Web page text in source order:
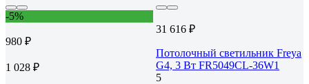
-5%
980 ₽
1 028 ₽
31 616 ₽
Потолочный светильник Freya
G4, 3 Вт FR5049CL-36W1
5